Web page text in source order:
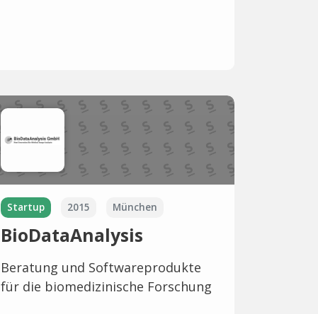
Startup 2015 München
BioDataAnalysis
Beratung und Softwareprodukte
für die biomedizinische Forschung